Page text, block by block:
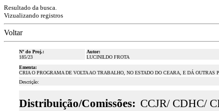
Resultado da busca.
Vizualizando registros
Voltar
Nº do Proj.:
185/23
Autor:
LUCINILDO FROTA
Ementa:
CRIA O PROGRAMA DE VOLTA AO TRABALHO, NO ESTADO DO CEARA, E DÁ OUTRAS
Descrição:
Distribuição/Comissões: CCJR/ CDHC/